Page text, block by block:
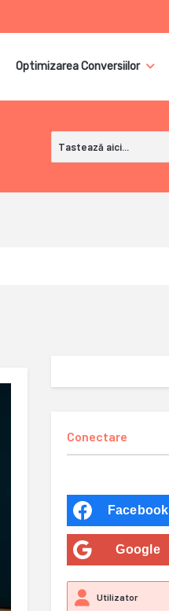
Optimizarea Conversiilor
Conectare
Facebook
Google